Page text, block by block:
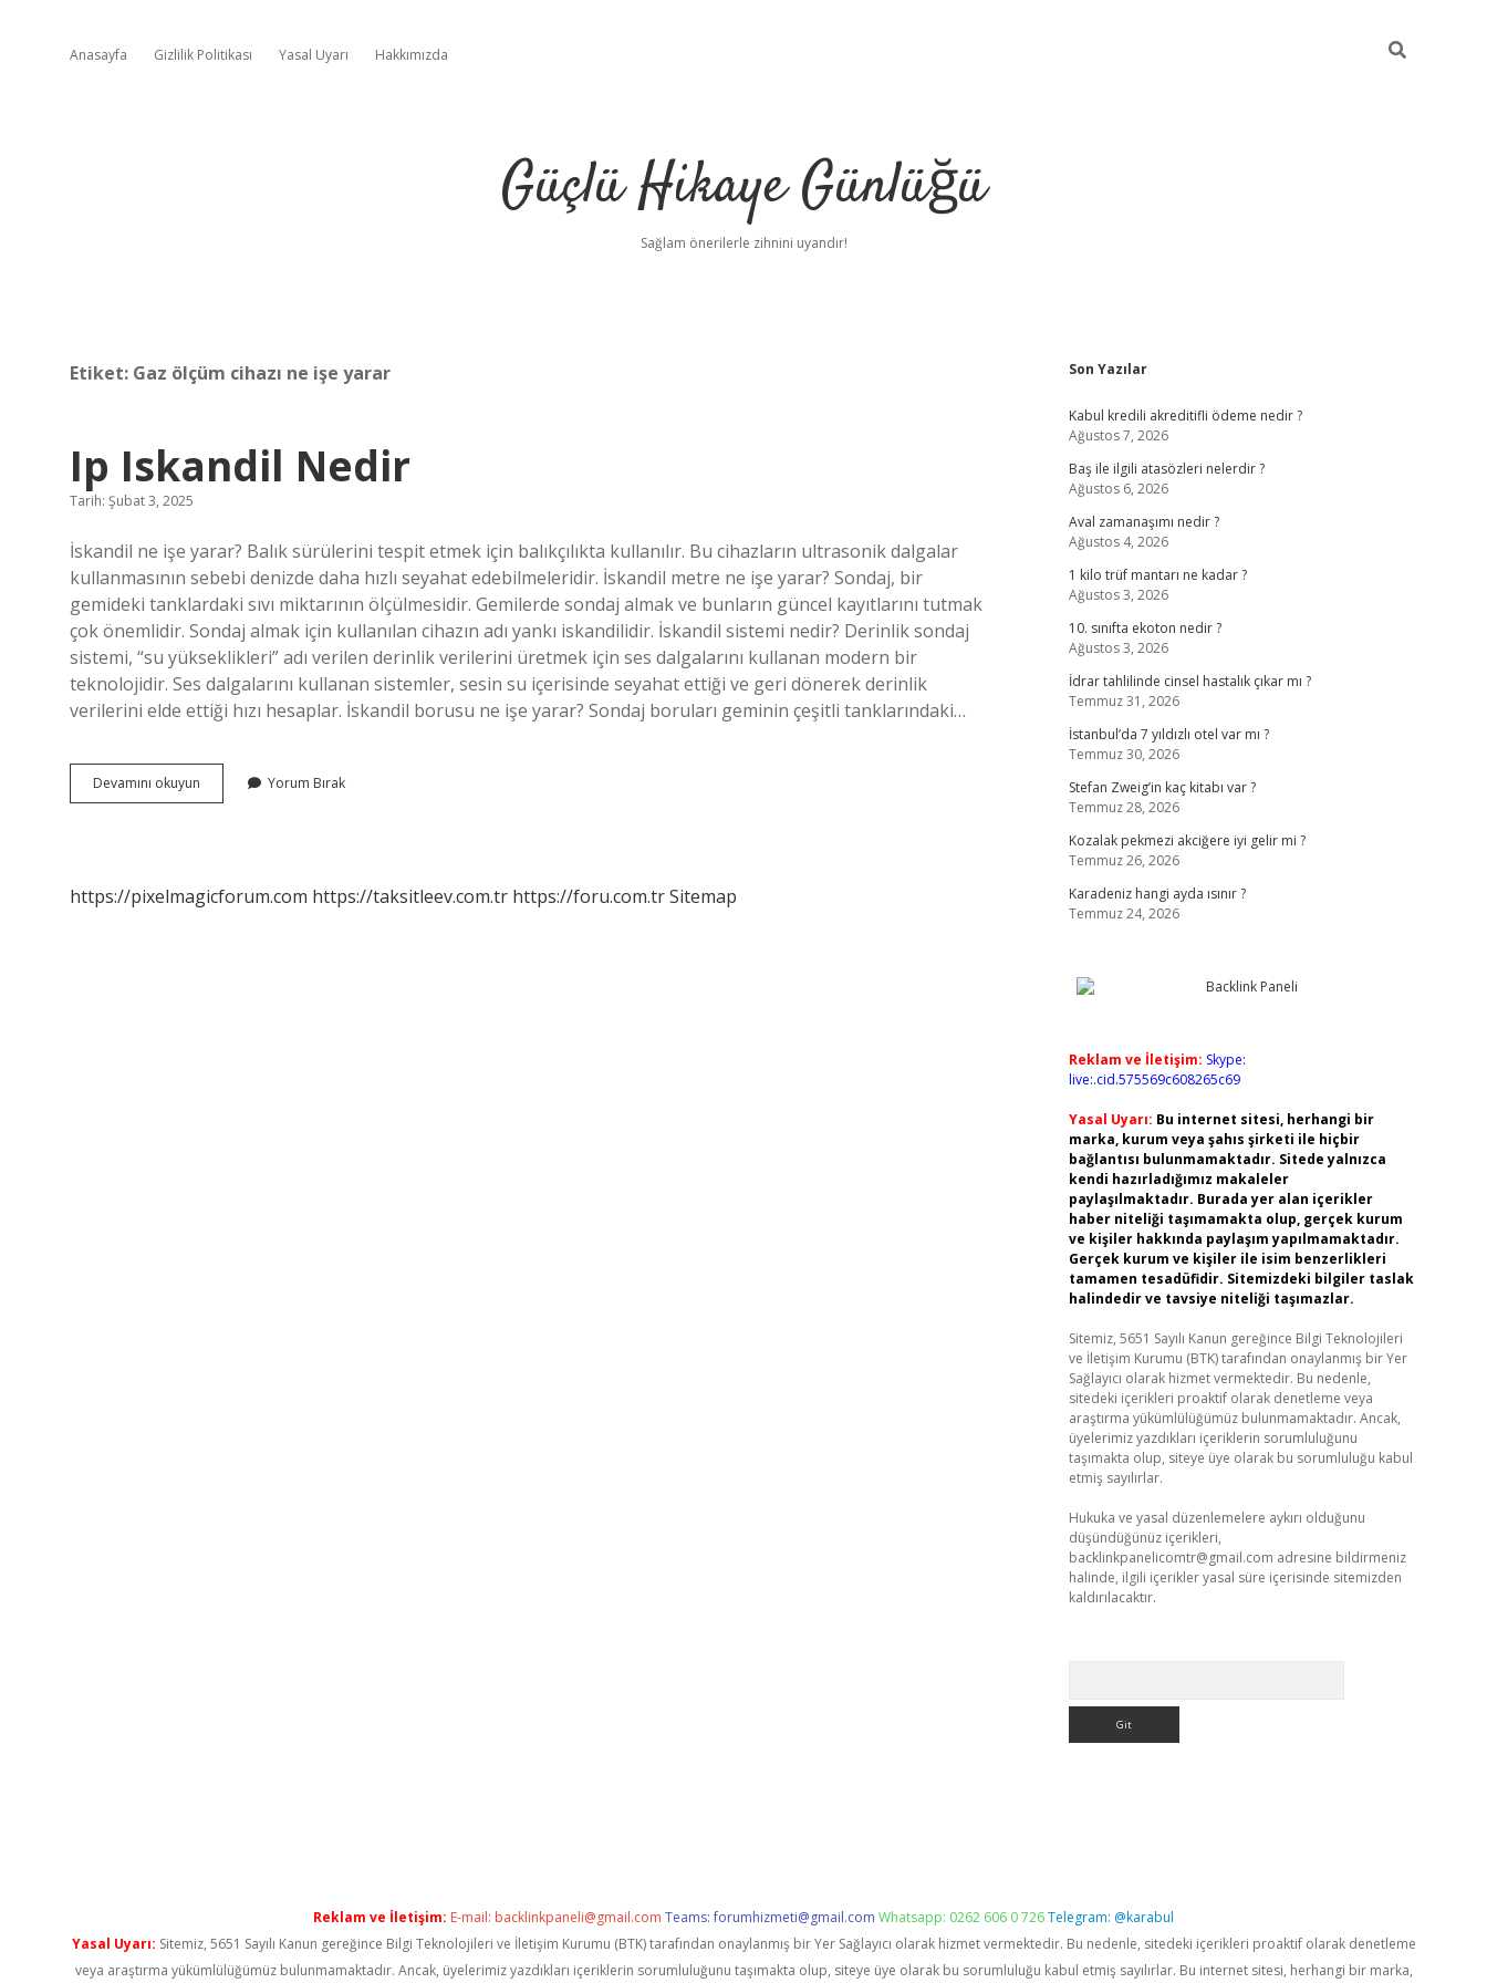
Anasayfa Gizlilik Politikası Yasal Uyarı Hakkımızda
Güçlü Hikaye Günlüğü
Sağlam önerilerle zihnini uyandır!
Etiket: Gaz ölçüm cihazı ne işe yarar
Ip Iskandil Nedir
Tarih: Şubat 3, 2025
İskandil ne işe yarar? Balık sürülerini tespit etmek için balıkçılıkta kullanılır. Bu cihazların ultrasonik dalgalar
kullanmasının sebebi denizde daha hızlı seyahat edebilmeleridir. İskandil metre ne işe yarar? Sondaj, bir
gemideki tanklardaki sıvı miktarının ölçülmesidir. Gemilerde sondaj almak ve bunların güncel kayıtlarını tutmak
çok önemlidir. Sondaj almak için kullanılan cihazın adı yankı iskandilidir. İskandil sistemi nedir? Derinlik sondaj
sistemi, “su yükseklikleri” adı verilen derinlik verilerini üretmek için ses dalgalarını kullanan modern bir
teknolojidir. Ses dalgalarını kullanan sistemler, sesin su içerisinde seyahat ettiği ve geri dönerek derinlik
verilerini elde ettiği hızı hesaplar. İskandil borusu ne işe yarar? Sondaj boruları geminin çeşitli tanklarındaki…
Devamını okuyun
Iskandil
Yorum Bırak
https://pixelmagicforum.com https://taksitleev.com.tr https://foru.com.trSitemap
Sidebar
Son Yazılar
Kabul kredili akreditifli ödeme nedir ?
Ağustos 7, 2026
Baş ile ilgili atasözleri nelerdir ?
Ağustos 6, 2026
Aval zamanaşımı nedir ?
Ağustos 4, 2026
1 kilo trüf mantarı ne kadar ?
Ağustos 3, 2026
10. sınıfta ekoton nedir ?
Ağustos 3, 2026
İdrar tahlilinde cinsel hastalık çıkar mı ?
Temmuz 31, 2026
İstanbul’da 7 yıldızlı otel var mı ?
Temmuz 30, 2026
Stefan Zweig’in kaç kitabı var ?
Temmuz 28, 2026
Kozalak pekmezi akciğere iyi gelir mi ?
Temmuz 26, 2026
Karadeniz hangi ayda ısınır ?
Temmuz 24, 2026
Reklam ve İletişim: Skype:
live:.cid.575569c608265c69
Yasal Uyarı: Bu internet sitesi, herhangi bir
marka, kurum veya şahıs şirketi ile hiçbir
bağlantısı bulunmamaktadır. Sitede yalnızca
kendi hazırladığımız makaleler
paylaşılmaktadır. Burada yer alan içerikler
haber niteliği taşımamakta olup, gerçek kurum
ve kişiler hakkında paylaşım yapılmamaktadır.
Gerçek kurum ve kişiler ile isim benzerlikleri
tamamen tesadüfidir. Sitemizdeki bilgiler taslak
halindedir ve tavsiye niteliği taşımazlar.
Sitemiz, 5651 Sayılı Kanun gereğince Bilgi Teknolojileri
ve İletişim Kurumu (BTK) tarafından onaylanmış bir Yer
Sağlayıcı olarak hizmet vermektedir. Bu nedenle,
sitedeki içerikleri proaktif olarak denetleme veya
araştırma yükümlülüğümüz bulunmamaktadır. Ancak,
üyelerimiz yazdıkları içeriklerin sorumluluğunu
taşımakta olup, siteye üye olarak bu sorumluluğu kabul
etmiş sayılırlar.
Hukuka ve yasal düzenlemelere aykırı olduğunu
düşündüğünüz içerikleri,
backlinkpanelicomtr@gmail.com adresine bildirmeniz
halinde, ilgili içerikler yasal süre içerisinde sitemizden
kaldırılacaktır.
Reklam ve İletişim: E-mail: backlinkpaneli@gmail.com Teams:forumhizmeti@gmail.com Whatsapp: 0262 606 0 726Telegram: @karabul
Yasal Uyarı: Sitemiz, 5651 Sayılı Kanun gereğince Bilgi Teknolojileri ve İletişim Kurumu (BTK) tarafından onaylanmış bir Yer Sağlayıcı olarak hizmet vermektedir. Bu nedenle, sitedeki içerikleri proaktif olarak denetleme
veya araştırma yükümlülüğümüz bulunmamaktadır. Ancak, üyelerimiz yazdıkları içeriklerin sorumluluğunu taşımakta olup, siteye üye olarak bu sorumluluğu kabul etmiş sayılırlar. Bu internet sitesi, herhangi bir marka,